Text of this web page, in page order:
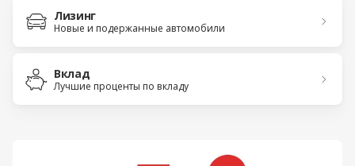
Лизинг
Новые и подержанные автомобили
Вклад
Лучшие проценты по вкладу